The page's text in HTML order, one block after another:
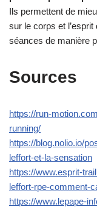
Ils permettent de
sur le corps et l’esprit
séances de manière
Sources
https://run-
running/
https://blog.nolio.io/
leffort-et-la-sensation
https://www.esprit-
leffort-rpe-comment-
https://www.lepape-